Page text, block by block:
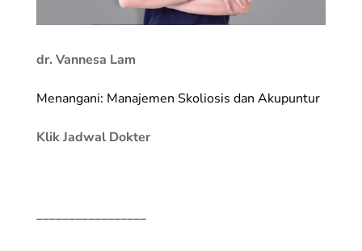
dr. Vannesa Lam
Menangani: Manajemen Skoliosis dan Akupuntur
Klik Jadwal Dokter
_________________